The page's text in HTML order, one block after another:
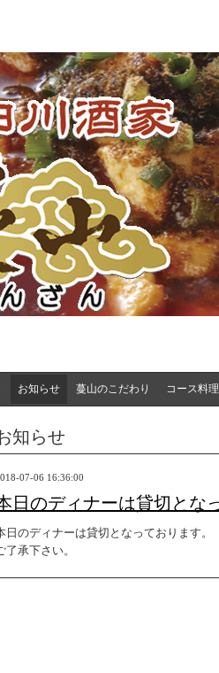
お知らせ 蔓山のこだわり コース料理
知らせ
07-06 16:36:00
日のディナーは貸切とな
日のディナーは貸切となっております。
了承下さい。